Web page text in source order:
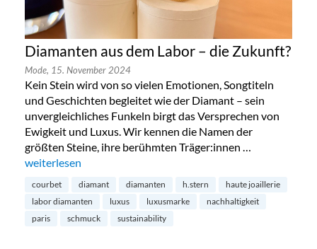
Diamanten aus dem Labor – die Zukunft?
Mode, 15. November 2024
Kein Stein wird von so vielen Emotionen, Songtiteln
und Geschichten begleitet wie der Diamant – sein
unvergleichliches Funkeln birgt das Versprechen von
Ewigkeit und Luxus. Wir kennen die Namen der
größten Steine, ihre berühmten Träger:innen …
„Diamanten aus dem Labor – die Zukunft?“
weiterlesen
courbet diamant diamanten h.stern
haute joaillerie
labor diamanten
luxus luxusmarke
nachhaltigkeit
paris
schmuck sustainability